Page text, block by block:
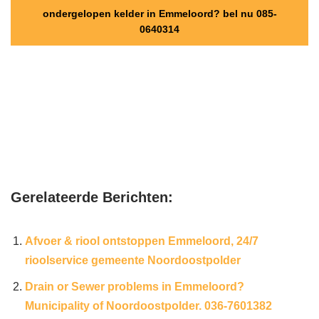
ondergelopen kelder in Emmeloord? bel nu 085-
0640314
Gerelateerde Berichten:
Afvoer & riool ontstoppen Emmeloord, 24/7
rioolservice gemeente Noordoostpolder
Drain or Sewer problems in Emmeloord?
Municipality of Noordoostpolder. 036-7601382